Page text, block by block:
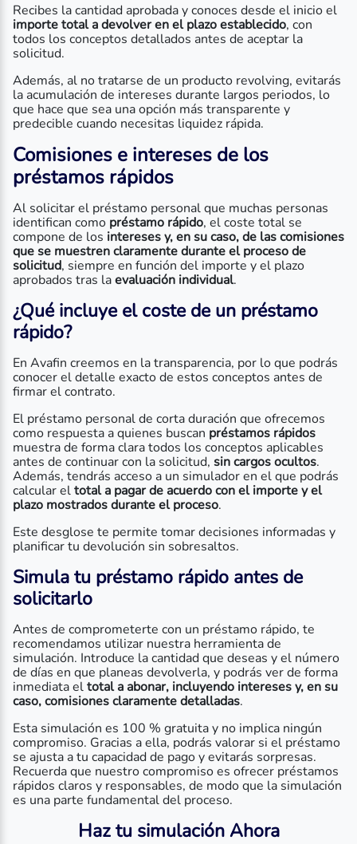
Recibes la cantidad aprobada y conoces desde el inicio el
importe total a devolver en el plazo establecido, con
todos los conceptos detallados antes de aceptar la
solicitud.
Además, al no tratarse de un producto revolving, evitarás
la acumulación de intereses durante largos periodos, lo
que hace que sea una opción más transparente y
predecible cuando necesitas liquidez rápida.
Comisiones e intereses de los
préstamos rápidos
Al solicitar el préstamo personal que muchas personas
identifican como préstamo rápido, el coste total se
compone de los intereses y, en su caso, de las comisiones
que se muestren claramente durante el proceso de
solicitud, siempre en función del importe y el plazo
aprobados tras laevaluación individual.
¿Qué incluye el coste de un préstamo
rápido?
En Avafin creemos en la transparencia, por lo que podrás
conocer el detalle exacto de estos conceptos antes de
firmar el contrato.
El préstamo personal de corta duración que ofrecemos
como respuesta a quienes buscan préstamos rápidos
muestra de forma clara todos los conceptos aplicables
antes de continuar con la solicitud, sin cargos ocultos.
Además, tendrás acceso a un simulador en el que podrás
calcular eltotal a pagar de acuerdo con el importe y el
plazo mostrados durante el proceso.
Este desglose te permite tomar decisiones informadas y
planificar tu devolución sin sobresaltos.
Simula tu préstamo rápido antes de
solicitarlo
Antes de comprometerte con un préstamo rápido, te
recomendamos utilizar nuestra herramienta de
simulación. Introduce la cantidad que deseas y el número
de días en que planeas devolverla, y podrás ver de forma
inmediata eltotal a abonar, incluyendo intereses y, en su
caso, comisiones claramente detalladas.
Esta simulación es 100 % gratuita y no implica ningún
compromiso. Gracias a ella, podrás valorar si el préstamo
se ajusta a tu capacidad de pago y evitarás sorpresas.
Recuerda que nuestro compromiso es ofrecer préstamos
rápidos claros y responsables, de modo que la simulación
es una parte fundamental del proceso.
Haz tu simulación Ahora